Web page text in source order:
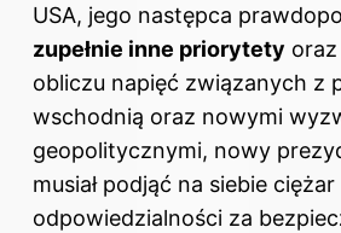
USA, jego następca
zupełnie inne priorytety oraz
obliczu napięć związanych z
wschodnią oraz nowymi
geopolitycznymi, nowy
musiał podjąć na siebie ciężar
odpowiedzialności za